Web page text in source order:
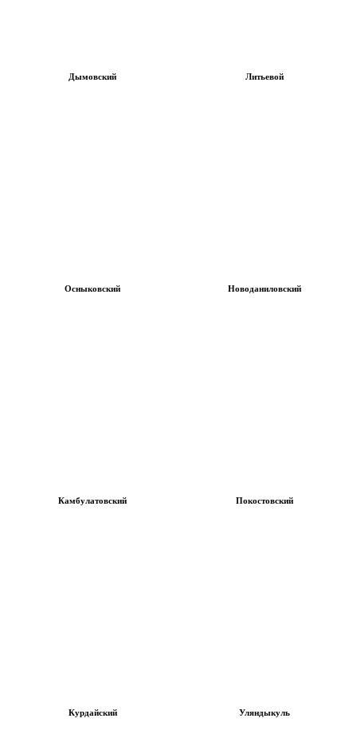
Дымовский Литьевой
Осныковский Новоданиловский
Камбулатовский Покостовский
Курдайский Уляндыкуль